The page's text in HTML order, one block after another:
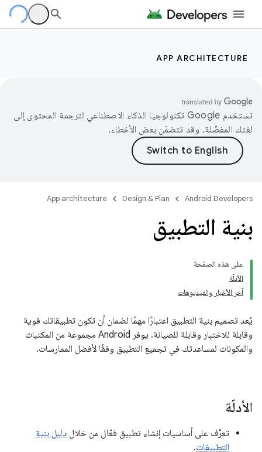
APP ARCHITECTURE
تستخدم Google تكنولوجيا الذكاء الاصطناعي لترجمة المحتوى إلى
لغتك المفضّلة، وقد تتضمّن بعض الأخطاء.
Android Developers
Design & Plan
App architecture
بنية التطبيق
على هذه الصفحة
الأدلّة
آخر الأخبار والفيديوهات
يُعد تصميم بنية التطبيق اعتبارًا مهمًا لضمان أن تكون تطبيقاتك قوية
وقابلة للاختبار وقابلة للصيانة. يوفر Android مجموعة من المكتبات
والمكونات لمساعدتك في تجميع التطبيق وفقًا لأفضل الممارسات.
الأدلّة
تعرَّف على أساسيات إنشاء تطبيق فعّال من خلال دليل بنية
التطبيقات.